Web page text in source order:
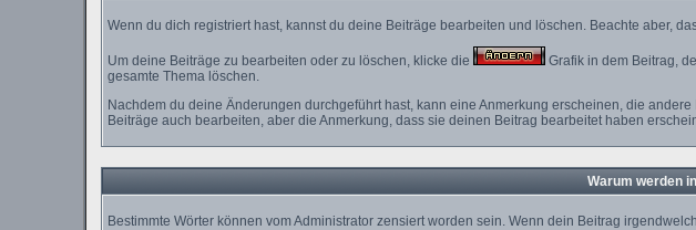
Wenn du dich registriert hast, kannst du deine Beiträge bearbeiten und löschen. Beachte aber,
Um deine Beiträge zu bearbeiten oder zu löschen, klicke die
Grafik in dem Beitrag,
gesamte Thema löschen.
Nachdem du deine Änderungen durchgeführt hast, kann eine Anmerkung erscheinen, die
Beiträge auch bearbeiten, aber die Anmerkung, dass sie deinen Beitrag bearbeitet haben
Warum werden
Bestimmte Wörter können vom Administrator zensiert worden sein. Wenn dein Beitrag